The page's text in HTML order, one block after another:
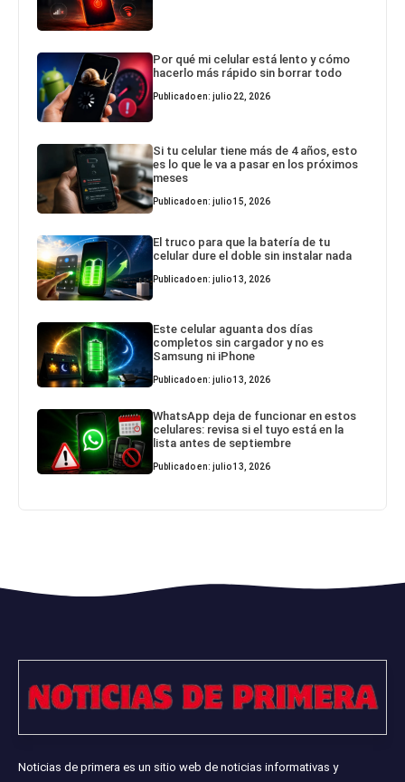
Por qué mi celular está lento y cómo
hacerlo más rápido sin borrar todo
Publicado en: julio 22, 2026
Si tu celular tiene más de 4 años, esto
es lo que le va a pasar en los próximos
meses
Publicado en: julio 15, 2026
El truco para que la batería de tu
celular dure el doble sin instalar nada
Publicado en: julio 13, 2026
Este celular aguanta dos días
completos sin cargador y no es
Samsung ni iPhone
Publicado en: julio 13, 2026
WhatsApp deja de funcionar en estos
celulares: revisa si el tuyo está en la
lista antes de septiembre
Publicado en: julio 13, 2026
Noticias de primera es un sitio web de noticias informativas y